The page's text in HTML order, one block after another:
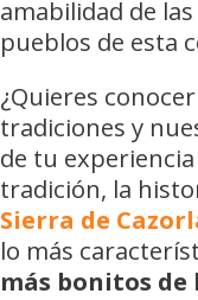
amabilidad de
pueblos de esta
¿Quieres
tradiciones y
de tu
tradición, la
Sierra de
lo más
más bonitos de